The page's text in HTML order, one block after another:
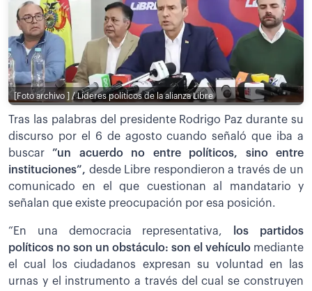
[Foto archivo ] / Lideres políticos de la alianza Libre
Tras las palabras del presidente Rodrigo Paz durante su
discurso por el 6 de agosto cuando señaló que iba a
buscar”un acuerdo no entre políticos, sino entre
instituciones”, desde Libre respondieron a través de un
comunicado en el que cuestionan al mandatario y
señalan que existe preocupación por esa posición.
“En una democracia representativa, los partidos
políticos no son un obstáculo: son el vehículo mediante
el cual los ciudadanos expresan su voluntad en las
urnas y el instrumento a través del cual se construyen